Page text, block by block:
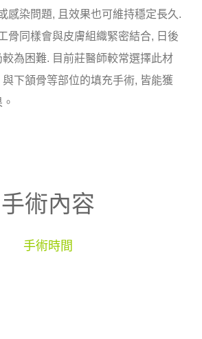
感染問題, 且效果也可維持穩定長久.
骨同樣會與皮膚組織緊密結合, 日後
為困難. 目前莊醫師較常選擇此材
下頷骨等部位的填充手術, 皆能獲
手術內容
手術時間